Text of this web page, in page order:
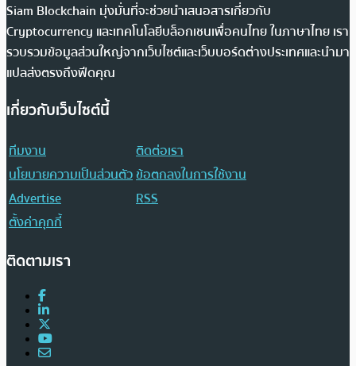
Siam Blockchain มุ่งมั่นที่จะช่วยนำเสนอสารเกี่ยวกับ
Cryptocurrency และเทคโนโลยีบล็อกเชนเพื่อคนไทย ในภาษาไทย เรา
รวบรวมข้อมูลส่วนใหญ่จากเว็บไซต์และเว็บบอร์ดต่างประเทศและนำมา
แปลส่งตรงถึงฟีดคุณ
เกี่ยวกับเว็บไซต์นี้
ทีมงาน
ติดต่อเรา
นโยบายความเป็นส่วนตัวข้อตกลงในการใช้งาน
Advertise
RSS
ตั้งค่าคุกกี้
ติดตามเรา